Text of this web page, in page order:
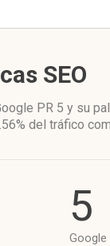
SEO
PR 5 y su
del tráfico
5
Google